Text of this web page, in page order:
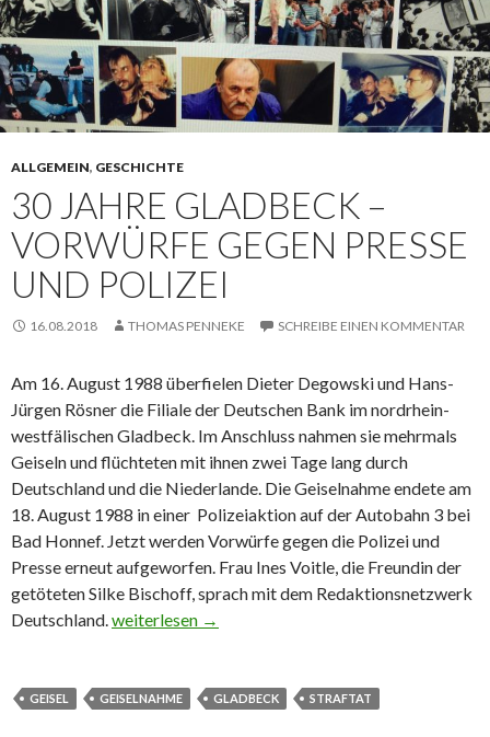
ALLGEMEIN, GESCHICHTE
30 JAHRE GLADBECK –
VORWÜRFE GEGEN PRESSE
UND POLIZEI
16.08.2018 THOMAS PENNEKE SCHREIBE EINEN KOMMENTAR
Am 16. August 1988 überfielen Dieter Degowski und Hans-
Jürgen Rösner die Filiale der Deutschen Bank im nordrhein-
westfälischen Gladbeck. Im Anschluss nahmen sie mehrmals
Geiseln und flüchteten mit ihnen zwei Tage lang durch
Deutschland und die Niederlande. Die Geiselnahme endete am
18. August 1988 in einer Polizeiaktion auf der Autobahn 3 bei
Bad Honnef. Jetzt werden Vorwürfe gegen die Polizei und
Presse erneut aufgeworfen. Frau Ines Voitle, die Freundin der
getöteten Silke Bischoff, sprach mit dem Redaktionsnetzwerk
Deutschland.30 Jahre Gladbeck – Vorwürfe gegen Presse und
weiterlesen →
GEISEL GEISELNAHME GLADBECK STRAFTAT